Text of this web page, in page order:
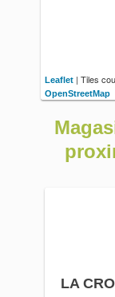
Leaflet | Tiles
OpenStreetMap
LA